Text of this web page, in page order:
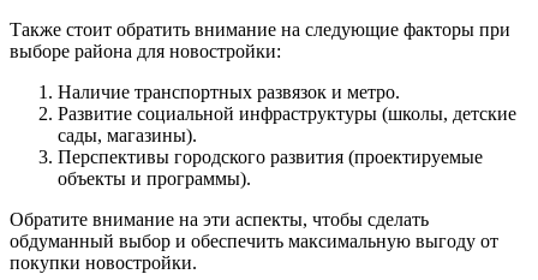
Также стоит обратить внимание на следующие факторы при
выборе района для новостройки:
Наличие транспортных развязок и метро.
Развитие социальной инфраструктуры (школы, детские
сады, магазины).
Перспективы городского развития (проектируемые
объекты и программы).
Обратите внимание на эти аспекты, чтобы сделать
обдуманный выбор и обеспечить максимальную выгоду от
покупки новостройки.